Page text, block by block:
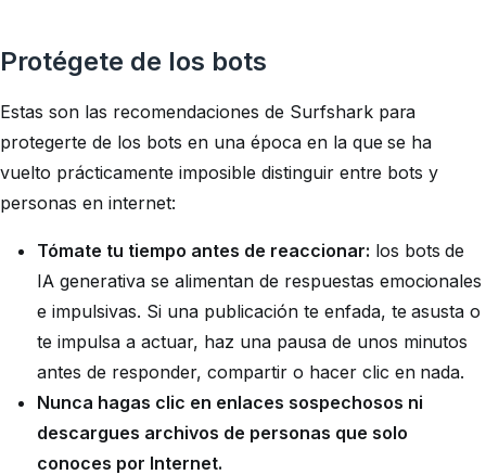
Protégete de los bots
Estas son las recomendaciones de Surfshark para
protegerte de los bots en una época en la que se ha
vuelto prácticamente imposible distinguir entre bots y
personas en internet:
Tómate tu tiempo antes de reaccionar: los bots de
IA generativa se alimentan de respuestas emocionales
e impulsivas. Si una publicación te enfada, te asusta o
te impulsa a actuar, haz una pausa de unos minutos
antes de responder, compartir o hacer clic en nada.
Nunca hagas clic en enlaces sospechosos ni
descargues archivos de personas que solo
conoces por Internet.